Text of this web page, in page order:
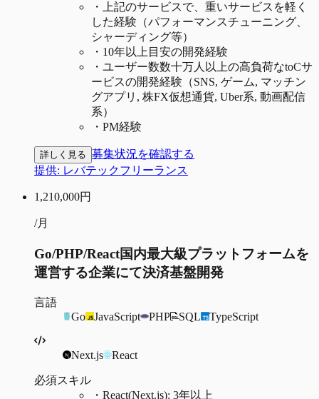
・
上記のサービスで、重いサービスを軽く
した経験（パフォーマンスチューニング、
シャーディング等）
・ 10年以上目安の開発経験
・ ユーザー数数十万人以上の高負荷なtoCサ
ービスの開発経験（SNS, ゲーム, マッチン
グアプリ, 株FX仮想通貨, Uber系, 動画配信
系）
・ PM経験
詳しく見る 募集状況を確認する
提供: レバテックフリーランス
1,210,000円
/月
Go/PHP/React国内最大級プラットフォームを
運営する企業にて決済基盤開発
言語
Go
JavaScript PHP SQL TypeScript
Next.js React
必須スキル
・ React(Next.js): 3年以上